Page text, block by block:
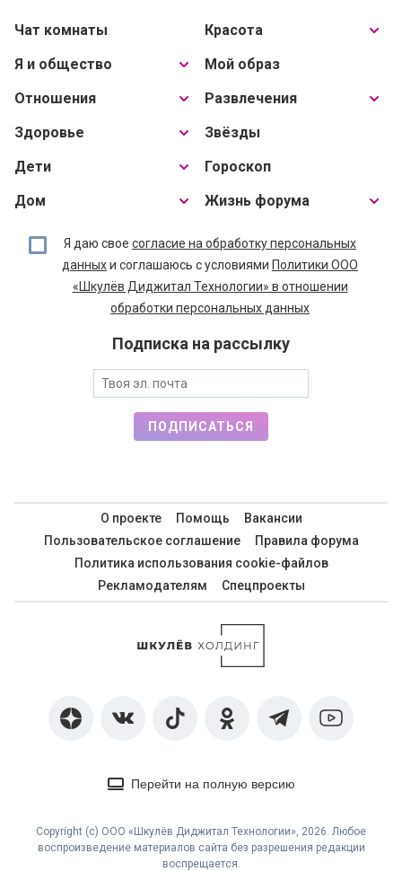
Чат комнаты
Я и общество
Отношения
Здоровье
Дети
Дом
Красота
Мой образ
Развлечения
Звёзды
Гороскоп
Жизнь форума
Я даю свое согласие на обработку персональных
данныхи соглашаюсь с условиями Политики ООО
«Шкулёв Диджитал Технологии» в отношении
обработки персональных данных
Подписка на рассылку
ПОДПИСАТЬСЯ
О проекте Помощь
Вакансии
Пользовательское соглашение
Правила форума
Политика использования cookie-файлов
Рекламодателям
Спецпроекты
Перейти на полную версию
Copyright (с) ООО «Шкулёв Диджитал Технологии», 2026. Любое
воспроизведение материалов сайта без разрешения редакции
воспрещается.